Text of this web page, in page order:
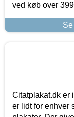
ved køb over
Citatplakat.dk er
er lidt for enhver